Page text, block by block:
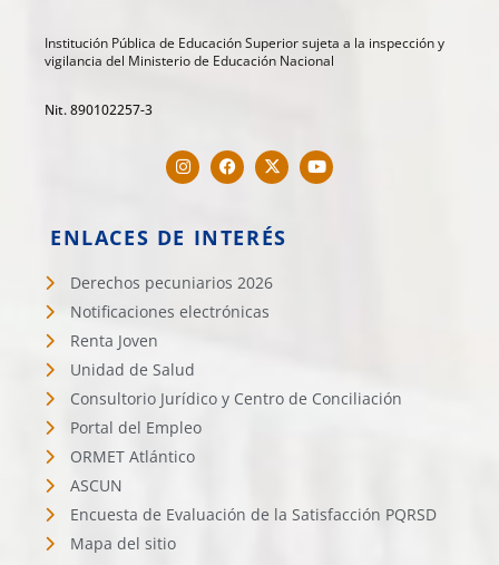
Institución Pública de Educación Superior sujeta a la inspección y
vigilancia del Ministerio de Educación Nacional
Nit. 890102257-3
ENLACES DE INTERÉS
Derechos pecuniarios 2026
Notificaciones electrónicas
Renta Joven
Unidad de Salud
Consultorio Jurídico y Centro de Conciliación
Portal del Empleo
ORMET Atlántico
ASCUN
Encuesta de Evaluación de la Satisfacción PQRSD
Mapa del sitio